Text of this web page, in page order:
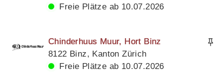
Freie Plätze ab 10.07.2026
Chinderhuus Muur, Hort Binz
8122 Binz, Kanton Zürich
Freie Plätze ab 10.07.2026